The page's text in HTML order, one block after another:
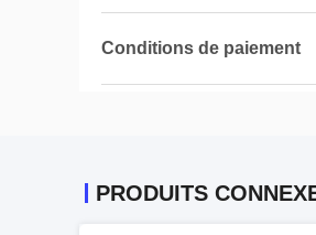
Conditions de paiement
PRODUITS